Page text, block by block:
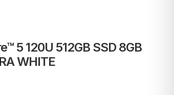
5 120U 512GB SSD 8GB
WHITE